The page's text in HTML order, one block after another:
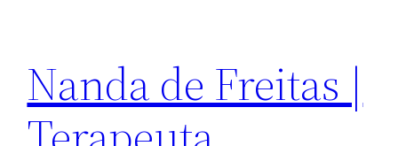
conteúdo
Nanda de Freitas |